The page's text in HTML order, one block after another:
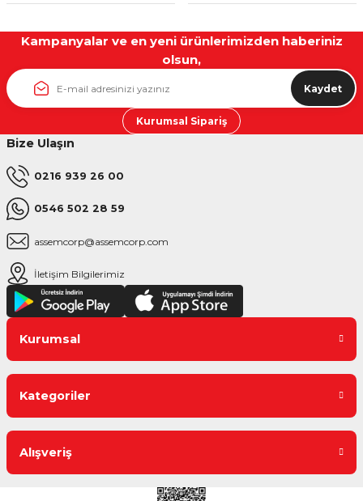
Kampanyalar ve en yeni ürünlerimizden haberiniz
olsun,
Kaydet
Kurumsal Sipariş
Bize Ulaşın
0216 939 26 00
0546 502 28 59
assemcorp@assemcorp.com
İletişim Bilgilerimiz
Kurumsal
Kategoriler
Alışveriş